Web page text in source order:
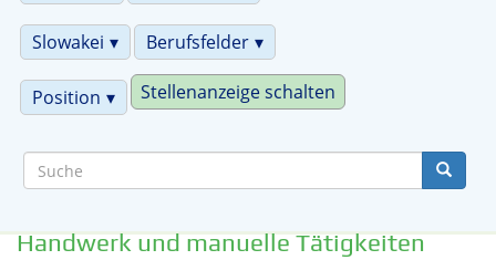
Slowakei Berufsfelder
Position Stellenanzeige schalten
Handwerk und manuelle Tätigkeiten